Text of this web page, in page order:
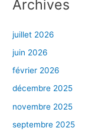
Archives
juillet 2026
juin 2026
février 2026
décembre 2025
novembre 2025
septembre 2025